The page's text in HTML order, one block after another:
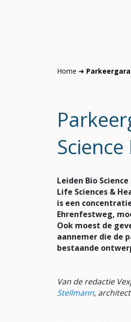
Home ➜
Leiden Bio
Life Sciences &
is een
Ehrenfestweg,
Ook moest de
aannemer die de
bestaande
Van de redactie
Stellmann, architect